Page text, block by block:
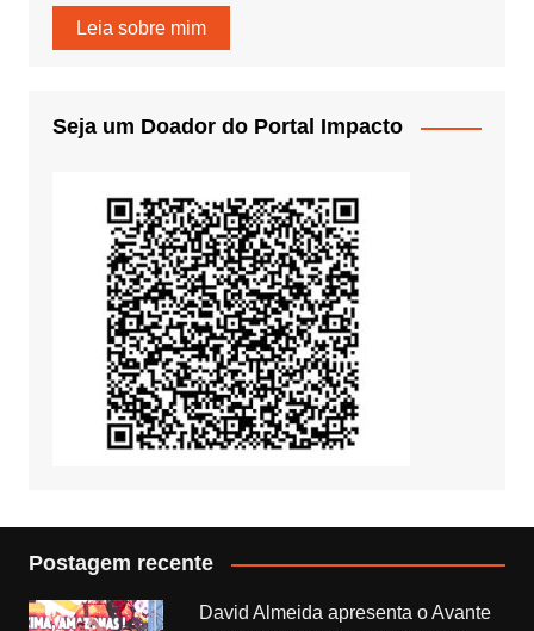
Leia sobre mim
Seja um Doador do Portal Impacto
Postagem recente
David Almeida apresenta o Avante